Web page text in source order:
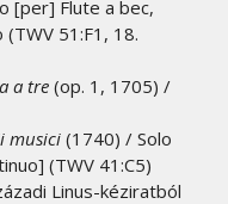
[per] Flute a bec,
(TWV 51:F1, 18.
a tre (op. 1, 1705) /
musici (1740) / Solo
(TWV 41:C5)
Linus-kéziratból